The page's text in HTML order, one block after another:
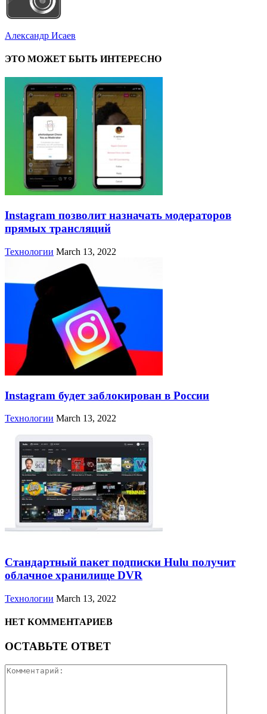
Александр Исаев
ЭТО МОЖЕТ БЫТЬ ИНТЕРЕСНО
Instagram позволит назначать модераторов
прямых трансляций
Технологии March 13, 2022
Instagram будет заблокирован в России
Технологии March 13, 2022
Стандартный пакет подписки Hulu получит
облачное хранилище DVR
Технологии March 13, 2022
НЕТ КОММЕНТАРИЕВ
ОСТАВЬТЕ ОТВЕТ